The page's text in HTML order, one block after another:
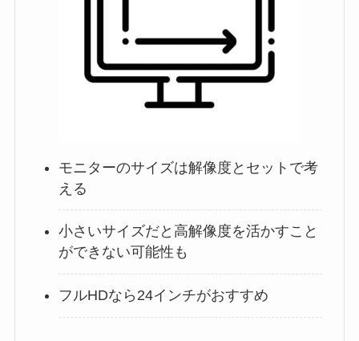
モニターのサイズは解像度とセットで考
える
小さいサイズだと高解像度を活かすこと
ができない可能性も
フルHDなら24インチがおすすめ